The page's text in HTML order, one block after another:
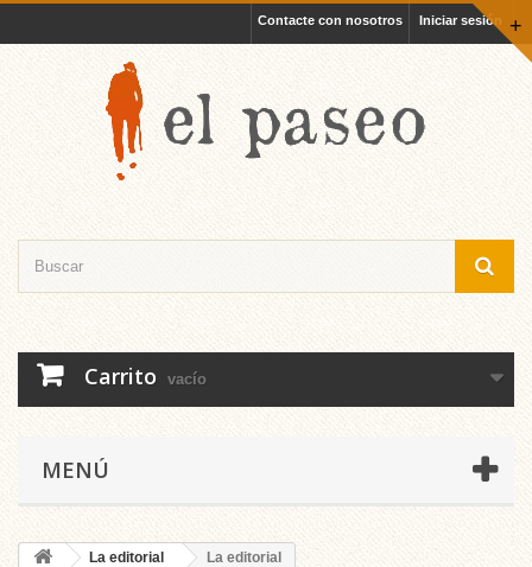
+
Iniciar sesión
Contacte con nosotros
Carrito vacío
MENÚ
La editorial La editorial